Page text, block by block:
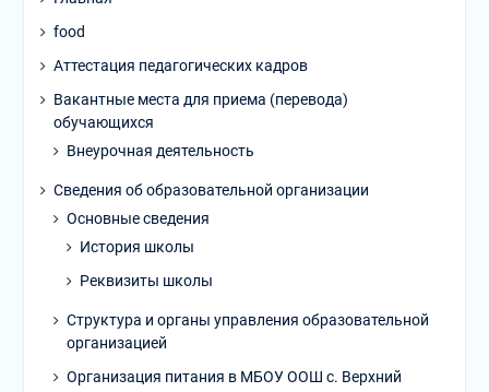
food
Аттестация педагогических кадров
Вакантные места для приема (перевода)
обучающихся
Внеурочная деятельность
Сведения об образовательной организации
Основные сведения
История школы
Реквизиты школы
Структура и органы управления образовательной
организацией
Организация питания в МБОУ ООШ с. Верхний